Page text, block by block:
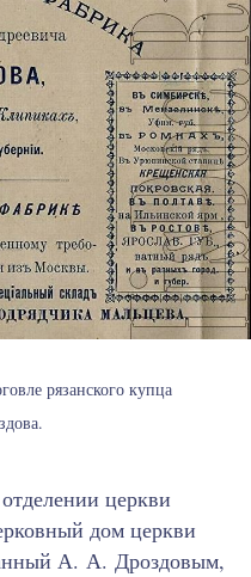
рязанского купца
церкви
дом церкви
А. А. Дроздовым,